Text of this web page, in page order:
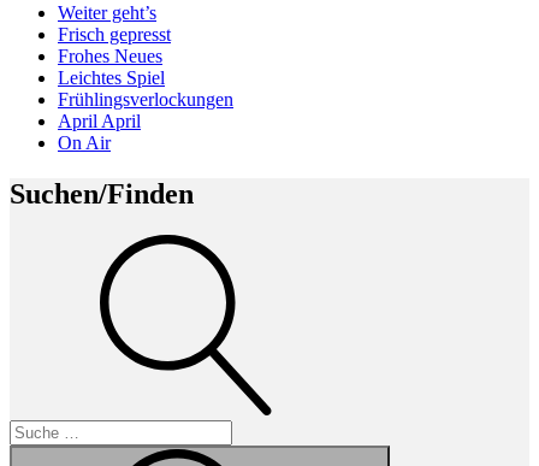
Weiter geht’s
Frisch gepresst
Frohes Neues
Leichtes Spiel
Frühlingsverlockungen
April April
On Air
Suchen/Finden